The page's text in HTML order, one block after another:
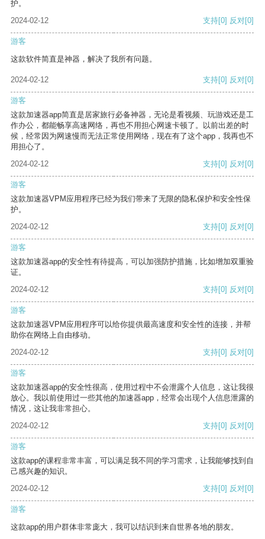
护。
2024-02-12
支持[0] 反对[0]
游客
这款软件简直是神器，解决了我所有问题。
2024-02-12 支持[0] 反对[0]
游客
这款加速器app简直是居家旅行必备神器，无论是看视频、玩游戏还是工
作办公，都能畅享高速网络，再也不用担心网速卡顿了。以前出差的时
候，经常因为网速慢而无法正常使用网络，现在有了这个app，我再也不
用担心了。
2024-02-12
支持[0] 反对[0]
游客
这款加速器VPM应用程序已经为我们带来了无限的隐私保护和安全性保
护。
2024-02-12
支持[0] 反对[0]
游客
这款加速器app的安全性有待提高，可以加强防护措施，比如增加双重验
证。
2024-02-12
支持[0] 反对[0]
游客
这款加速器VPM应用程序可以给你提供最高速度和安全性的连接，并帮
助你在网络上自由移动。
2024-02-12
支持[0] 反对[0]
游客
这款加速器app的安全性很高，使用过程中不会泄露个人信息，这让我很
放心。我以前使用过一些其他的加速器app，经常会出现个人信息泄露的
情况，这让我非常担心。
2024-02-12
支持[0] 反对[0]
游客
这款app的课程非常丰富，可以满足我不同的学习需求，让我能够找到自
己感兴趣的知识。
2024-02-12
支持[0] 反对[0]
游客
这款app的用户群体非常庞大，我可以结识到来自世界各地的朋友。